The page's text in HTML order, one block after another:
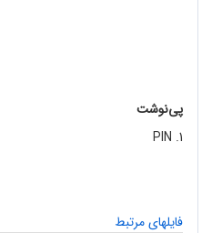
پی‌نوشت
1. PIN
فایلهای مرتبط